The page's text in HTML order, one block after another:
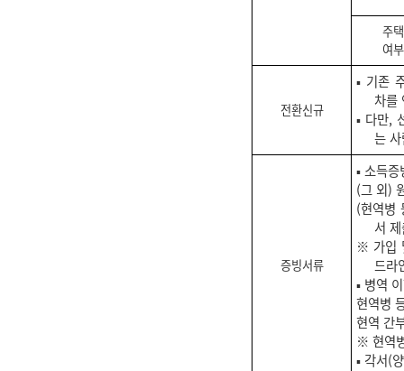
주택
여부
전환신규
▪ 기존
차를
▪ 다만,
는
증빙서류
▪ 소득
(그 외)
(현역병
서
※ 가입
드라
▪ 병역
현역병
현역 간
※ 현역
▪ 각서(